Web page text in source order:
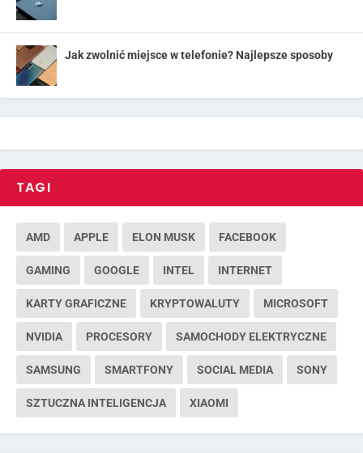
Jak zwolnić miejsce w telefonie? Najlepsze sposoby
TAGI
AMD APPLE ELON MUSK FACEBOOK
GAMING GOOGLE INTEL INTERNET
KARTY GRAFICZNE KRYPTOWALUTY MICROSOFT
NVIDIA PROCESORY SAMOCHODY ELEKTRYCZNE
SAMSUNG SMARTFONY SOCIAL MEDIA SONY
SZTUCZNA INTELIGENCJA XIAOMI